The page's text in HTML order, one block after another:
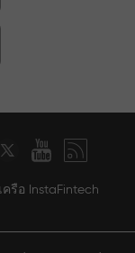
รือ InstaFintech